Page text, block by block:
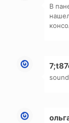
В
sound